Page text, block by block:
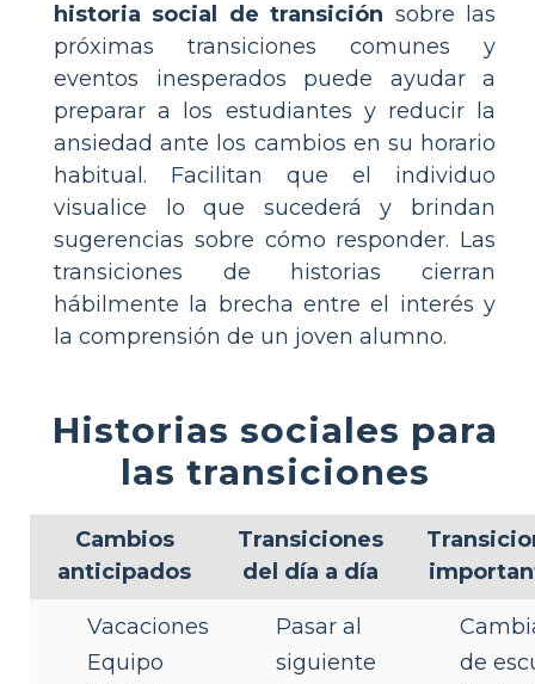
historia social de transición sobre las
próximas transiciones comunes y
eventos inesperados puede ayudar a
preparar a los estudiantes y reducir la
ansiedad ante los cambios en su horario
habitual. Facilitan que el individuo
visualice lo que sucederá y brindan
sugerencias sobre cómo responder. Las
transiciones de historias cierran
hábilmente la brecha entre el interés y
la comprensión de un joven alumno.
Historias sociales para
las transiciones
Cambios
anticipados
Transiciones
del día a día
Vacaciones
Equipo
Pasar al
siguiente
de